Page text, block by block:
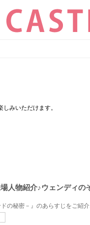
みいただけます。
人物紹介♪ウェンディの